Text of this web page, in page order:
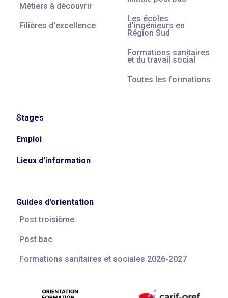
Métiers à découvrir
Filières d'excellence
Les écoles
d'ingénieurs en
Région Sud
Formations sanitaires
et du travail social
Toutes les formations
Stages
Emploi
Lieux d'information
Guides d'orientation
Post troisième
Post bac
Formations sanitaires et sociales 2026-2027